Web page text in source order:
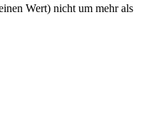
Wert) nicht um mehr als